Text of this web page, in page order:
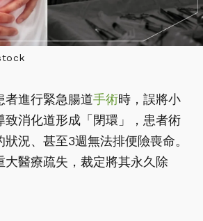
者進行緊急腸道手術時，誤將小
致消化道形成「閉環」，患者術
況、甚至3週無法排便險喪命。
大醫療疏失，裁定將其永久除